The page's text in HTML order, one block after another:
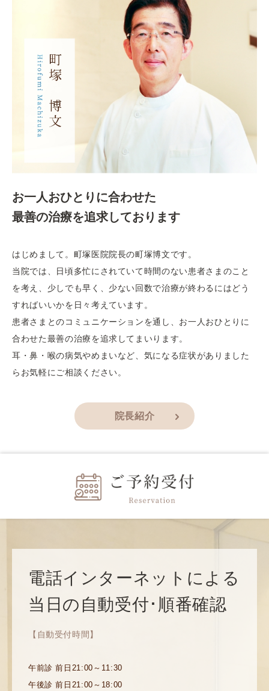
お一人おひとりに合わせた
最善の治療を追求しております
はじめまして。町塚医院院長の町塚博文です。
当院では、日頃多忙にされていて時間のない患者さまのこと
を考え、少しでも早く、少ない回数で治療が終わるにはどう
すればいいかを日々考えています。
患者さまとのコミュニケーションを通し、お一人おひとりに
合わせた最善の治療を追求してまいります。
耳・鼻・喉の病気やめまいなど、気になる症状がありました
らお気軽にご相談ください。
院長紹介
電話インターネットによる
当日の自動受付･順番確認
【自動受付時間】
午前診 前日21:00～11:30
午後診 前日21:00～18:00